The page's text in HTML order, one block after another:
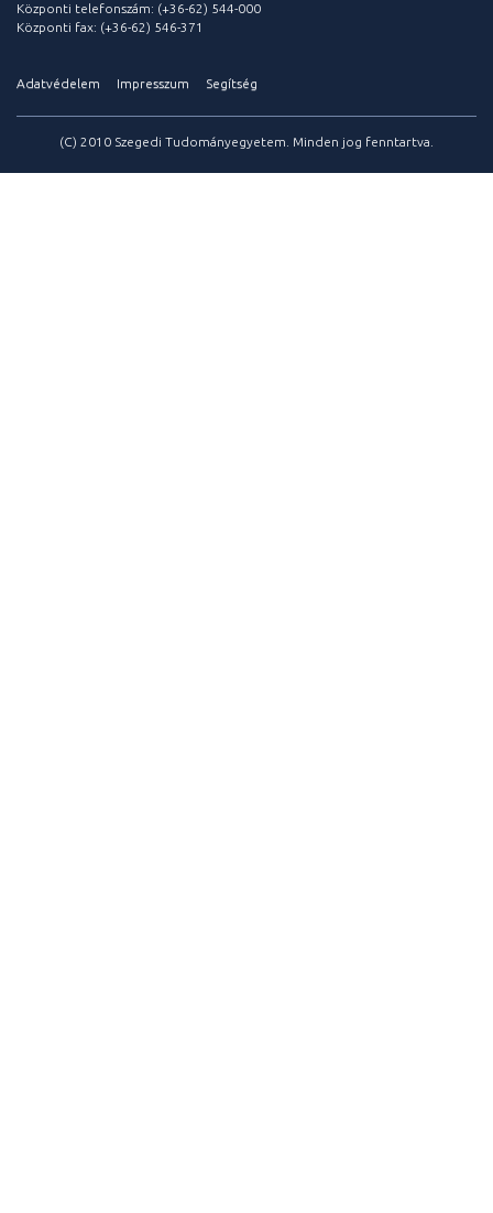
Központi telefonszám: (+36-62) 544-000
Központi fax: (+36-62) 546-371
Adatvédelem Impresszum Segítség
(C) 2010 Szegedi Tudományegyetem. Minden jog fenntartva.